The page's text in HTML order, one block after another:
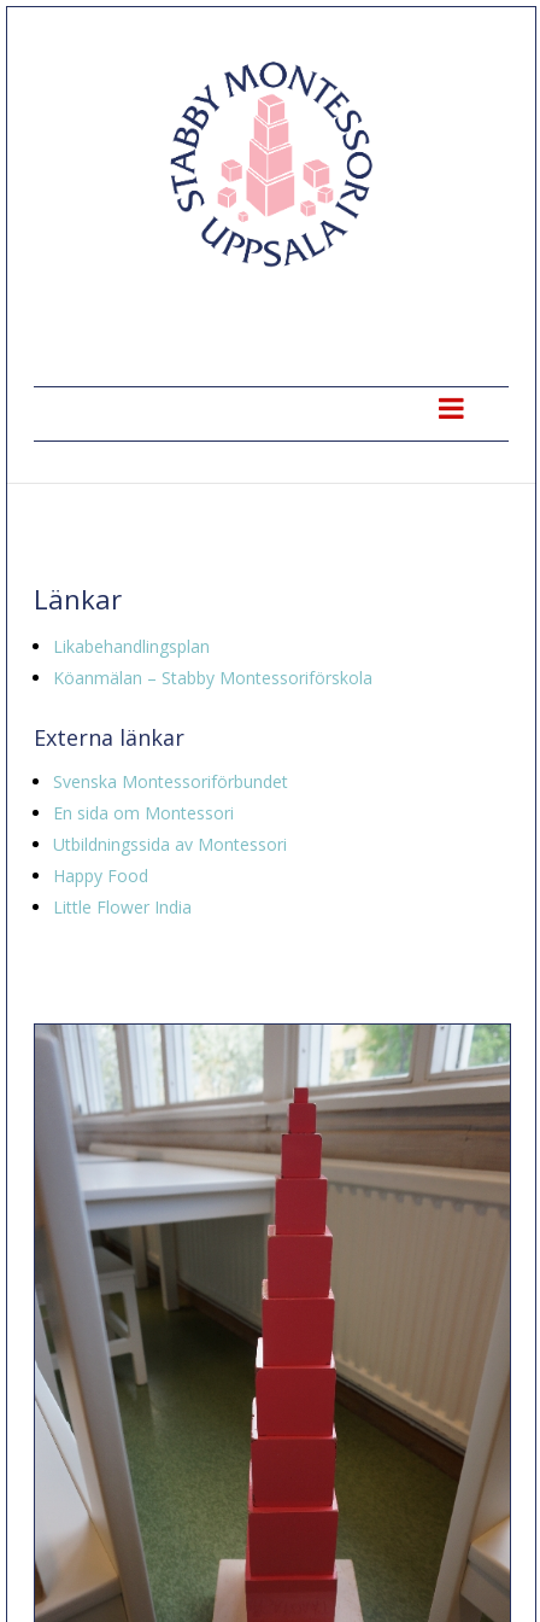
Länkar
Likabehandlingsplan
Köanmälan – Stabby Montessoriförskola
Externa länkar
Svenska Montessoriförbundet
En sida om Montessori
Utbildningssida av Montessori
Happy Food
Little Flower India